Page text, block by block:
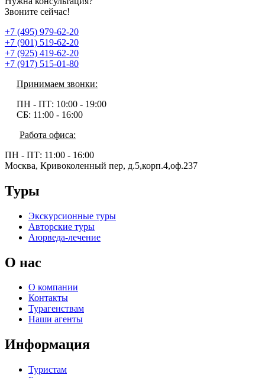
Звоните сейчас!
+7 (495) 979-62-20
+7 (901) 519-62-20
+7 (925) 419-62-20
+7 (917) 515-01-80
Принимаем звонки:
ПН - ПТ: 10:00 - 19:00
СБ: 11:00 - 16:00
Работа офиса:
ПН - ПТ: 11:00 - 16:00
Москва, Кривоколенный пер, д.5,корп.4,оф.237
Туры
Экскурсионные туры
Авторские туры
Аюрведа-лечение
О нас
О компании
Контакты
Турагенствам
Наши агенты
Информация
Туристам